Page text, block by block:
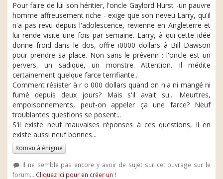
Pour faire de lui son héritier, l'oncle Gaylord Hurst -un pauvre
homme affreusement riche - exige que son neveu Larry, qu'il
n'a pas revu depuis l'adolescence, revienne en Angleterre et
lui rende visite une fois par semaine. Larry, à qui cette idée
donne froid dans le dos, offre i0000 dollars à Bill Dawson
pour prendre sa place. Non sans le prévenir : l'oncle est un
pervers, un sadique, un monstre. Attention. Il médite
certainement quelque farce terrifiante...
Comment résister à r o 000 dollars quand on n'a ni mangé ni
fumé depuis deux jours? Mais s'il avait su... Meurtres,
empoisonnements, peut-on appeler ça une farce? Neuf
troublantes questions se posent...
S'il existe neuf mauvaises réponses à ces questions, il en
existe aussi neuf bonnes...
Roman à énigme
Il ne semble pas encore y avoir de sujet sur cet ouvrage sur le
forum... Cliquez ici pour en créer un !